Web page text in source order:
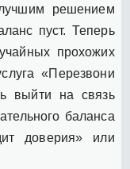
решением
пуст. Теперь
прохожих
«Перезвони
выйти на связь
баланса
доверия» или